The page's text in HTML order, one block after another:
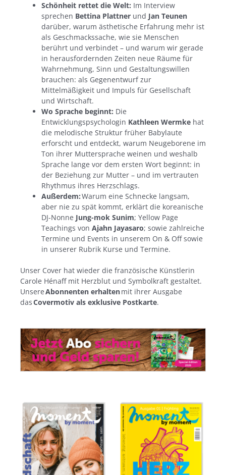
Schönheit rettet die Welt: Im Interview
sprechen Bettina Plattner und Jan Teunen
darüber, warum ästhetische Erfahrung mehr ist
als Geschmackssache, wie sie Menschen
berührt und verbindet – und warum wir gerade
in herausfordernden Zeiten neue Räume für
Wahrnehmung, Sinn und Gestaltungswillen
brauchen: als Gegenentwurf zur
Mittelmäßigkeit und Impuls für Gesellschaft
und Wirtschaft.
Wo Sprache beginnt: Die
Entwicklungspsychologin Kathleen Wermke hat
die melodische Struktur früher Babylaute
erforscht und entdeckt, warum Neugeborene im
Ton ihrer Muttersprache weinen und weshalb
Sprache lange vor dem ersten Wort beginnt: in
der Beziehung zur Mutter – und im vertrauten
Rhythmus ihres Herzschlags.
Außerdem:Warum eine Schnecke langsam,
aber nie zu spät kommt, erklärt die koreanische
DJ-Nonne Jung-mok Sunim; Yellow Page
Teachings von Ajahn Jayasaro; sowie zahlreiche
Termine und Events in unserem On & Off sowie
in unserer Rubrik Kurse und Termine.
Unser Cover hat wieder die französische Künstlerin
Carole Hénaff mit Herzblut und Symbolkraft gestaltet.
UnsereAbonnenten erhaltenmit ihrer Ausgabe
dasCovermotiv als exklusive Postkarte.